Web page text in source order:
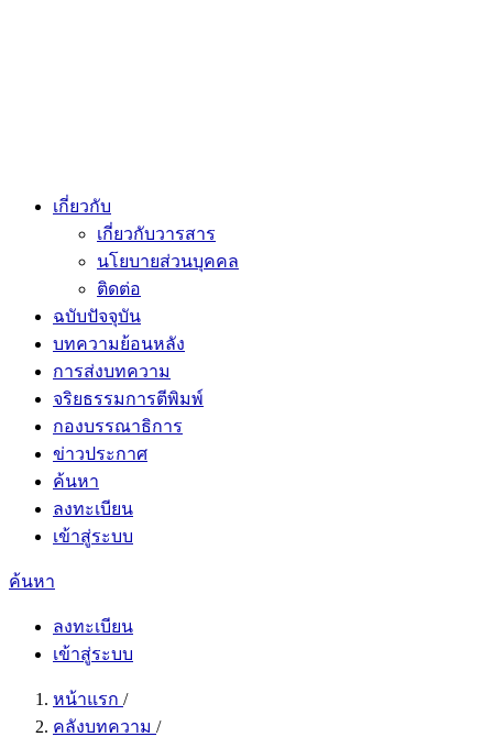
เกี่ยวกับ
เกี่ยวกับวารสาร
นโยบายส่วนบุคคล
ติดต่อ
ฉบับปัจจุบัน
บทความย้อนหลัง
การส่งบทความ
จริยธรรมการตีพิมพ์
กองบรรณาธิการ
ข่าวประกาศ
ค้นหา
ลงทะเบียน
เข้าสู่ระบบ
ค้นหา
ลงทะเบียน
เข้าสู่ระบบ
หน้าแรก /
คลังบทความ /